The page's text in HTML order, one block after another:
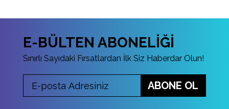
E-BÜLTEN ABONELİĞİ
Sınırlı Sayıdaki Fırsatlardan İlk Siz Haberdar Olun!
ABONE OL